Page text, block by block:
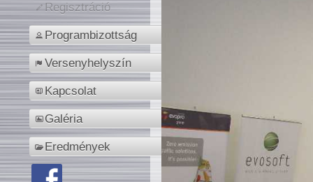
Regisztráció
Programbizottság
Versenyhelyszín
Kapcsolat
Galéria
Eredmények